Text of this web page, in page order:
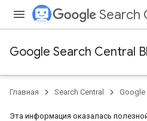
Search
Google Search Central
Главная Search Central Google
Эта информация оказалась